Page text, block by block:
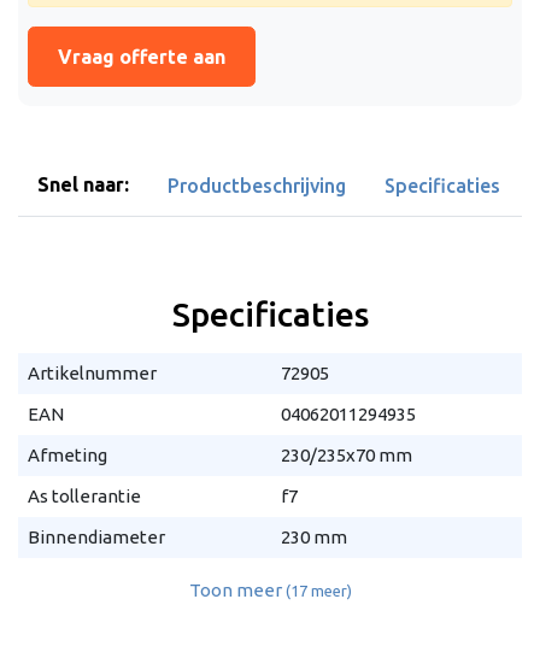
Vraag offerte aan
Snel naar: Productbeschrijving Specificaties
Specificaties
Artikelnummer
72905
EAN
04062011294935
Afmeting
230/235x70 mm
As tollerantie
f7
Binnendiameter
230 mm
Toon meer (17 meer)